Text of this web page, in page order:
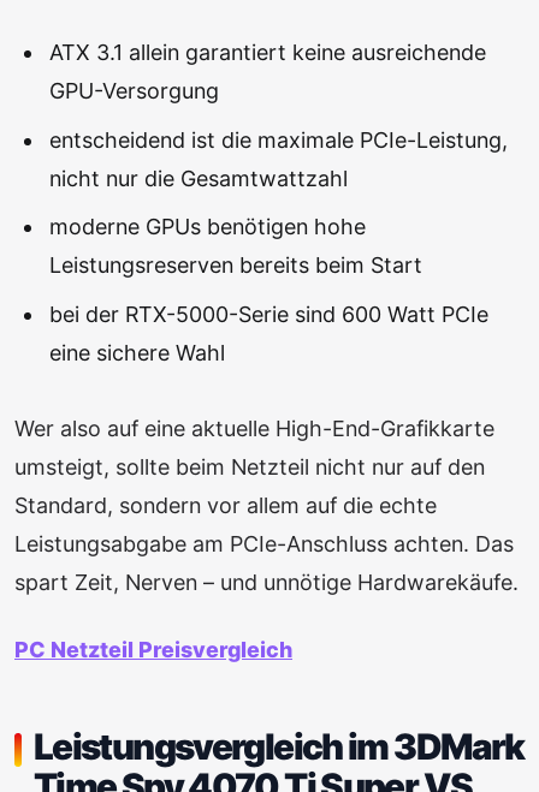
ATX 3.1 allein garantiert keine ausreichende
GPU-Versorgung
entscheidend ist die maximale PCIe-Leistung,
nicht nur die Gesamtwattzahl
moderne GPUs benötigen hohe
Leistungsreserven bereits beim Start
bei der RTX-5000-Serie sind 600 Watt PCIe
eine sichere Wahl
Wer also auf eine aktuelle High-End-Grafikkarte
umsteigt, sollte beim Netzteil nicht nur auf den
Standard, sondern vor allem auf die echte
Leistungsabgabe am PCIe-Anschluss achten. Das
spart Zeit, Nerven – und unnötige Hardwarekäufe.
PC Netzteil Preisvergleich
Leistungsvergleich im 3DMark